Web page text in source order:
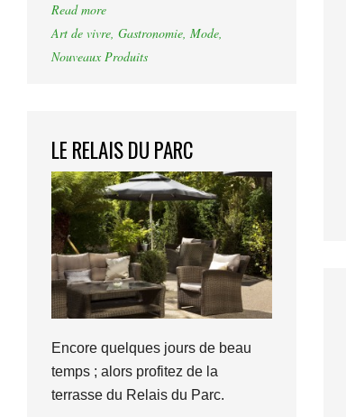
Read more
Art de vivre, Gastronomie, Mode,
Nouveaux Produits
LE RELAIS DU PARC
Encore quelques jours de beau
temps ; alors profitez de la
terrasse du Relais du Parc.